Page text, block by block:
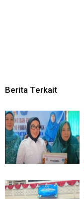
Berita Terkait